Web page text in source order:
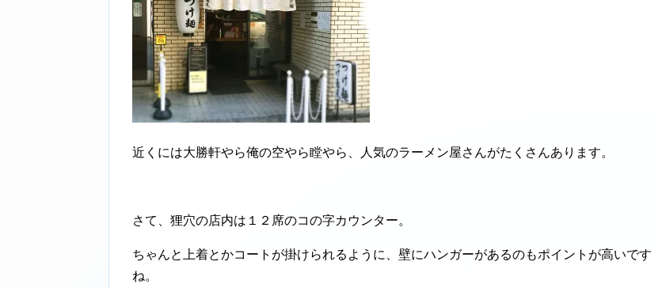
近くには大勝軒やら俺の空やら瞠やら、人気のラーメン屋さんがたくさんあります。
さて、狸穴の店内は１２席のコの字カウンター。
ちゃんと上着とかコートが掛けられるように、壁にハンガーがあるのもポイントが高いです
ね。